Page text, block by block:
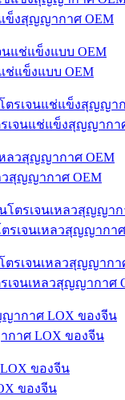
ข็งสุญญากาศ OEM
ช่แข็งแบบ OEM
เจนแช่แข็งสุญญากา
วสุญญากาศ OEM
รเจนเหลวสุญญากา
เจนเหลวสุญญากาศ
าศ LOX ของจีน
ของจีน